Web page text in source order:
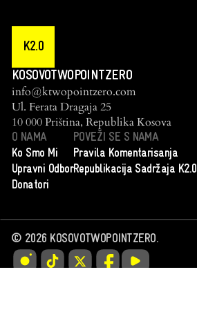
K2.0
KOSOVOTWOPOINTZERO
info@ktwopointzero.com
Ul. Ferata Dragaja 25
10 000 Priština, Republika Kosova
O NAMA
Ko Smo Mi
Upravni Odbor
Donatori
POVEŽI SE S NAMA
Pravila Komentarisanja
Republikacija Sadržaja K2.0
© 2026KOSOVOTWOPOINTZERO.